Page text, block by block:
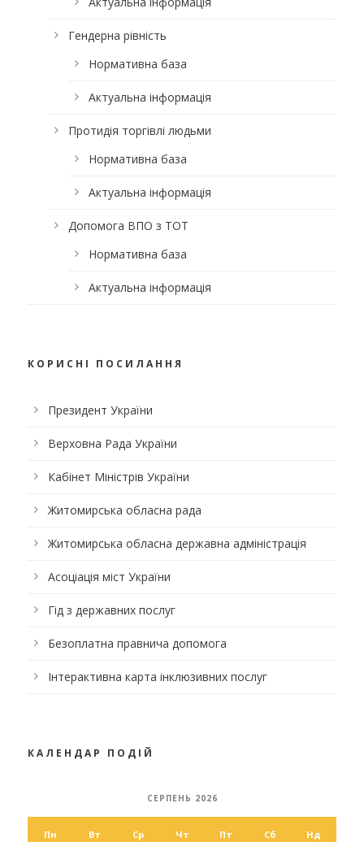
Гендерна рівність
Нормативна база
Актуальна інформація
Протидія торгівлі людьми
Нормативна база
Актуальна інформація
Допомога ВПО з ТОТ
Нормативна база
Актуальна інформація
КОРИСНІ ПОСИЛАННЯ
Президент України
Верховна Рада України
Кабінет Міністрів України
Житомирська обласна рада
Житомирська обласна державна адміністрація
Асоціація міст України
Гід з державних послуг
Безоплатна правнича допомога
Інтерактивна карта інклюзивних послуг
КАЛЕНДАР ПОДІЙ
СЕРПЕНЬ 2026
Пн Вт Ср Чт Пт Сб Нд